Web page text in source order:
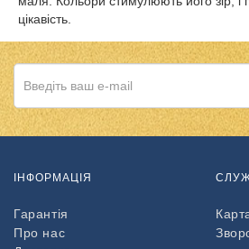
цікавість.
ІНФОРМАЦІЯ
Гарантія
Про нас